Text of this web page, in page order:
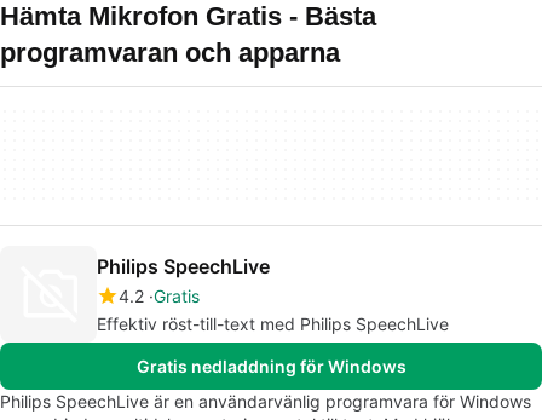
Hämta Mikrofon Gratis - Bästa
programvaran och apparna
Philips SpeechLive
4.2 Gratis
Effektiv röst-till-text med Philips SpeechLive
Gratis nedladdning för Windows
Philips SpeechLive är en användarvänlig programvara för Windows